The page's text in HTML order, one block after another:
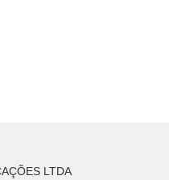
LTDA